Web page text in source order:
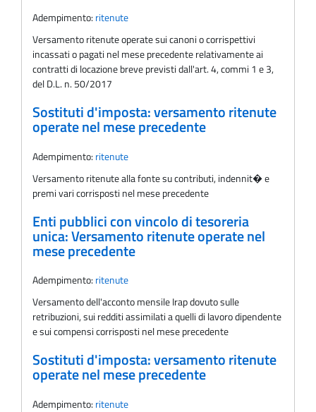
Adempimento: ritenute
Versamento ritenute operate sui canoni o corrispettivi
incassati o pagati nel mese precedente relativamente ai
contratti di locazione breve previsti dall'art. 4, commi 1 e 3,
del D.L. n. 50/2017
Sostituti d'imposta: versamento ritenute
operate nel mese precedente
Adempimento: ritenute
Versamento ritenute alla fonte su contributi, indennit� e
premi vari corrisposti nel mese precedente
Enti pubblici con vincolo di tesoreria
unica: Versamento ritenute operate nel
mese precedente
Adempimento: ritenute
Versamento dell'acconto mensile Irap dovuto sulle
retribuzioni, sui redditi assimilati a quelli di lavoro dipendente
e sui compensi corrisposti nel mese precedente
Sostituti d'imposta: versamento ritenute
operate nel mese precedente
Adempimento: ritenute